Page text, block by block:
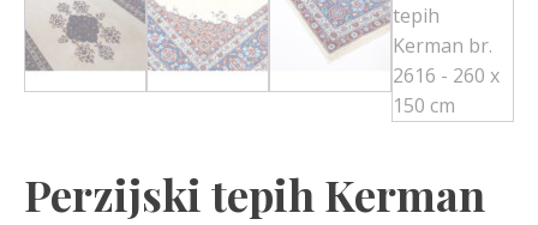
Perzijski tepih Kerman